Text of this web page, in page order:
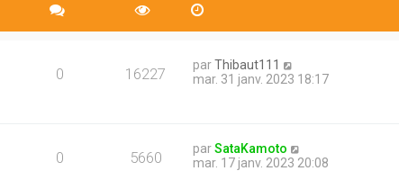
0 16227 parThibaut111
mar. 31 janv. 2023 18:17
0 5660 parSataKamoto
mar. 17 janv. 2023 20:08